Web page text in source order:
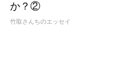
か？②
竹取さんちのエッセイ